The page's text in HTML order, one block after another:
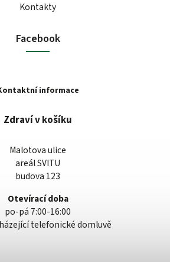
Kontakty
Facebook
informace
Zdraví v košíku
Malotova ulice
areál SVITU
budova 123
Otevírací doba
po-pá 7:00-16:00
telefonické domluvě